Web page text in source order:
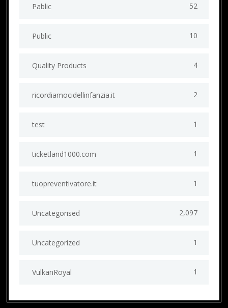
Pablic 52
Public 10
Quality Products 4
ricordiamocidellinfanzia.it 2
test 1
ticketland1000.com 1
tuopreventivatore.it 1
Uncategorised 2,097
Uncategorized 1
VulkanRoyal 1